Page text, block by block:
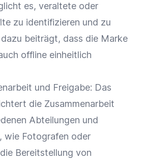
es, veraltete oder
zu identifizieren und zu
beiträgt, dass die Marke
offline einheitlich
und Freigabe: Das
die Zusammenarbeit
Abteilungen und
wie Fotografen oder
Bereitstellung von